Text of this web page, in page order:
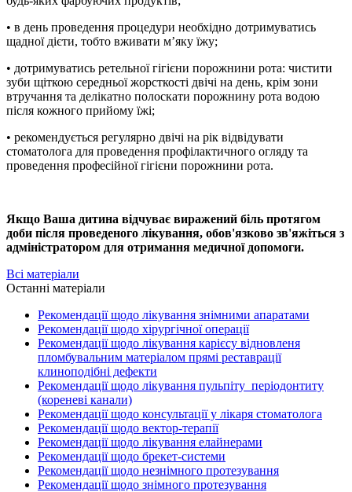
• в день проведення процедури необхідно дотримуватись
щадної дієти, тобто вживати м’яку їжу;
• дотримуватись ретельної гігієни порожнини рота: чистити
зуби щіткою середньої жорсткості двічі на день, крім зони
втручання та делікатно полоскати порожнину рота водою
після кожного прийому їжі;
• рекомендується регулярно двічі на рік відвідувати
стоматолога для проведення профілактичного огляду та
проведення професійної гігієни порожнини рота.
Якщо Ваша дитина відчуває виражений біль протягом
доби після проведеного лікування, обов'язково зв'яжіться з
адміністратором для отримання медичної допомоги.
Всі матеріали
Останні матеріали
Рекомендації щодо лікування знімними апаратами
Рекомендації щодо хірургічної операції
Рекомендації щодо лікування карієсу відновленя
пломбувальним матеріалом прямі реставрації
клиноподібні дефекти
Рекомендації щодо лікування пульпіту_періодонтиту
(кореневі канали)
Рекомендації щодо консультації у лікаря стоматолога
Рекомендації щодо вектор-терапії
Рекомендації щодо лікування елайнерами
Рекомендації щодо брекет-системи
Рекомендації щодо незнімного протезування
Рекомендації щодо знімного протезування